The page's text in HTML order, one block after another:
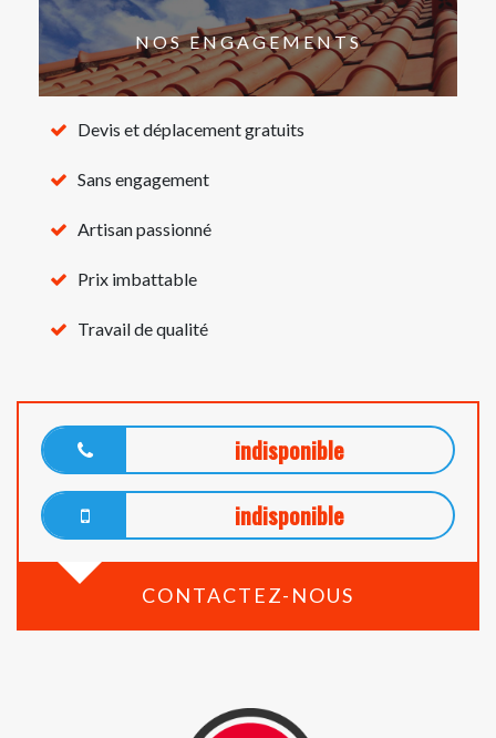
NOS ENGAGEMENTS
Devis et déplacement gratuits
Sans engagement
Artisan passionné
Prix imbattable
Travail de qualité
indisponible
indisponible
CONTACTEZ-NOUS